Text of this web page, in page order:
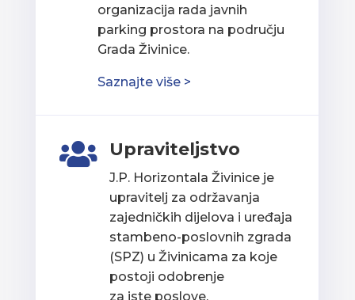
organizacija rada javnih
parking prostora na području
Grada Živinice.
Saznajte više >
 Upraviteljstvo
J.P. Horizontala Živinice je
upravitelj za održavanja
zajedničkih dijelova i uređaja
stambeno-poslovnih zgrada
(SPZ) u Živinicama za koje
postoji odobrenje
za iste poslove.